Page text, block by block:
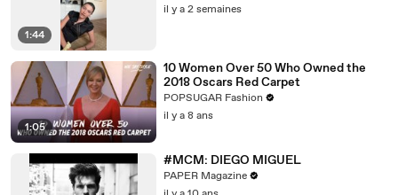
1:44
il y a 2 semaines
1:05
10 Women Over 50 Who Owned the
2018 Oscars Red Carpet
POPSUGAR Fashion
il y a 8 ans
#MCM: DIEGO MIGUEL
PAPER Magazine